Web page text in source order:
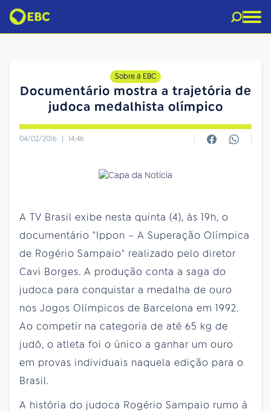
Sobre a EBC
Documentário mostra a trajetória de
judoca medalhista olímpico
04/02/2016 | 14:46
A TV Brasil exibe nesta quinta (4), às 19h, o
documentário "Ippon – A Superação Olímpica
de Rogério Sampaio" realizado pelo diretor
Cavi Borges. A produção conta a saga do
judoca para conquistar a medalha de ouro
nos Jogos Olímpicos de Barcelona em 1992.
Ao competir na categoria de até 65 kg de
judô, o atleta foi o único a ganhar um ouro
em provas individuais naquela edição para o
Brasil.
A história do judoca Rogério Sampaio rumo à